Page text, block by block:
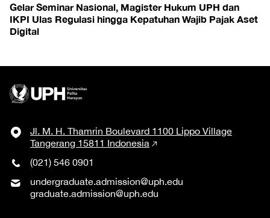
Gelar Seminar Nasional, Magister Hukum UPH dan
IKPI Ulas Regulasi hingga Kepatuhan Wajib Pajak Aset
Digital
Jl. M. H. Thamrin Boulevard 1100 Lippo Village
Tangerang 15811 Indonesia
(021) 546 0901
undergraduate.admission@uph.edu
graduate.admission@uph.edu